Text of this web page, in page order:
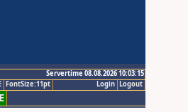
Servertime 08.08.2026 10:03:15
Logout
Login
FontSize:11pt